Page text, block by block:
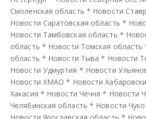
Смоленская область * Новости
Новости Саратовская область *
Новости Тамбовская область *
область * Новости Томская область
область * Новости Тыва * Новости
Новости Удмуртия * Новости
Новости ХМАО * Новости
Хакасия * Новости Чечня * Новости
Челябинская область * Новости
Новости Ярославская область *